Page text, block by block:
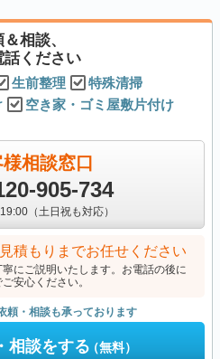
相談、
話ください
生前整理
特殊清掃
空き家・ゴミ屋敷片付け
相談窓口
905-734
（土日祝も対応）
積もりまでお任せください
にご説明いたします。お電話の後に
安心ください。
頼・相談も承っております
相談をする（無料）